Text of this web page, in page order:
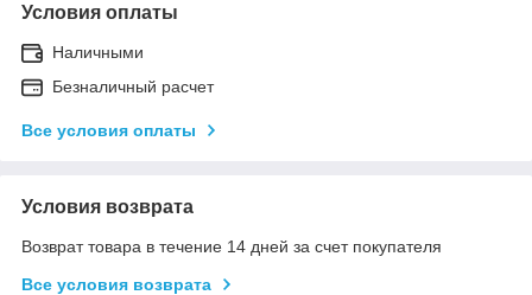
Условия оплаты
Наличными
Безналичный расчет
Все условия оплаты
Условия возврата
Возврат товара в течение 14 дней за счет покупателя
Все условия возврата